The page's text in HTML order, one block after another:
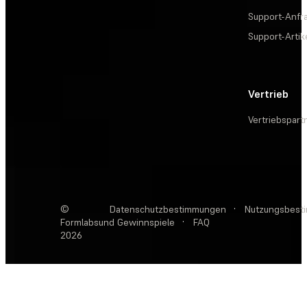
Support-
Support-
Vertrieb
©
Formlabs
2026
Datenschutzbestimmungen ·
und Gewinnspiele
· FAQ